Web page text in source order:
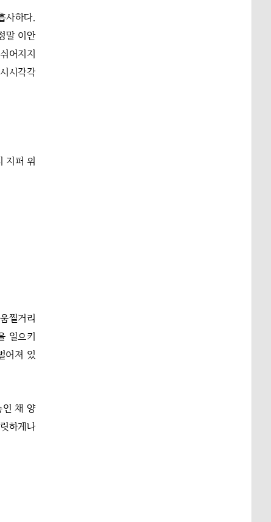
사하다.
말 이안
어지지
시각각
지퍼 위
찔거리
일으키
어져 있
인 채 양
하게나